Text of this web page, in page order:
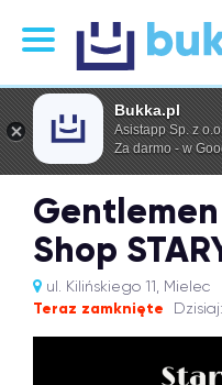
Shop
ul. Kilińskiego 11, Mielec
Teraz zamknięte
Bukka.pl
Asistapp Sp. z
Za darmo - w